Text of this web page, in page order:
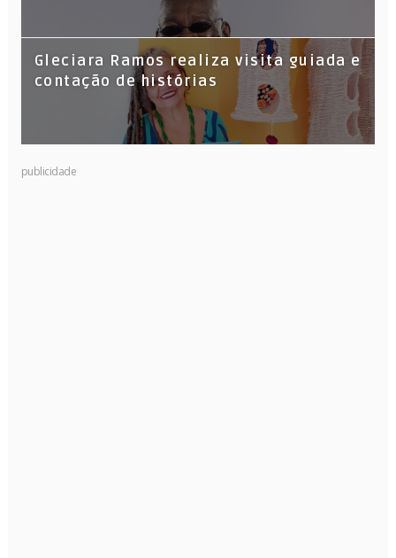
Gleciara Ramos realiza visita guiada e
contação de histórias
publicidade